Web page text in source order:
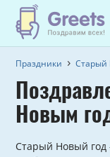
Праздники Старый
Новым
Старый Новый год